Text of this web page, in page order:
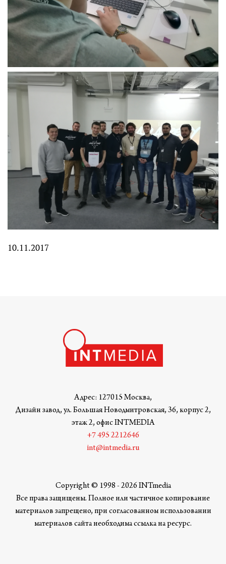
10.11.2017
Адрес: 127015 Москва,
Дизайн завод, ул. Большая Новодмитровская, 36, корпус 2,
этаж 2, офис INTMEDIA
+7 495 2212646
int@intmedia.ru
Copyright © 1998 - 2026 INTmedia
Все права защищены. Полное или частичное копирование
материалов запрещено, при согласованном использовании
материалов сайта необходима ссылка на ресурс.